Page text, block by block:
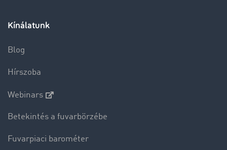
Kínálatunk
Blog
Hírszoba
Webinars
Betekintés a fuvarbörzébe
Fuvarpiaci barométer